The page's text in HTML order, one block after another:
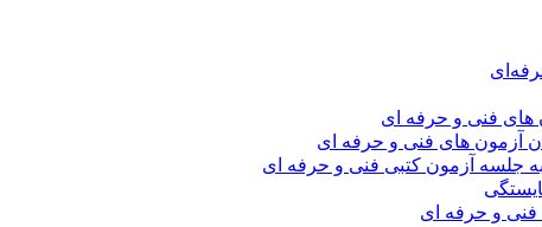
های فنی و حرفه ای
آزمون های فنی و حرفه ای
جلسه آزمون کتبی فنی و حرفه ای
فنی و حرفه ای